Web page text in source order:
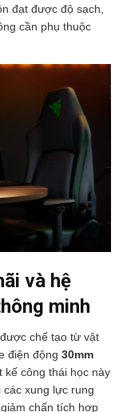
đạt được độ sạch,
cần phụ thuộc
và hệ
minh
chế tạo từ vật
điện động 30mm
kế công thái học này
xung lực rung
chấn tích hợp